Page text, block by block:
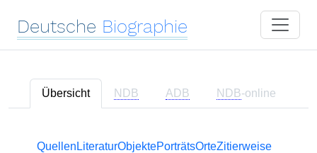
Deutsche Biographie
Übersicht NDB ADB NDB-online
Quellen LiteraturObjektePorträtsOrteZitierweise